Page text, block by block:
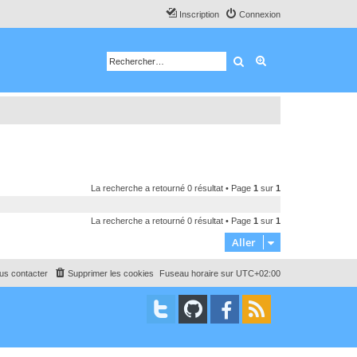
Connexion
Inscription
Rechercher
La recherche a retourné 0 résultat • Page 1 sur 1
La recherche a retourné 0 résultat • Page 1 sur 1
Aller
Fuseau horaire sur UTC+02:00
Supprimer les cookies
contacter